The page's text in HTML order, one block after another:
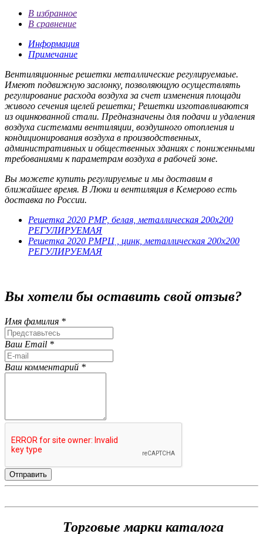
В избранное
В сравнение
Информация
Примечание
Вентиляционные решетки металлические регулируемаые.
Имеют подвижную заслонку, позволяющую осуществлять
регулирование расхода воздуха за счет изменения площади
живого сечения щелей решетки; Решетки изготавливаются
из оцинкованной стали. Предназначены для подачи и удаления
воздуха системами вентиляции, воздушного отопления и
кондиционирования воздуха в производственных,
административных и общественных зданиях с пониженными
требованиями к параметрам воздуха в рабочей зоне.
Вы можете купить регулируемые и мы доставим в
ближайшее время. В Люки и вентиляция в Кемерово есть
доставка по России.
Решетка 2020 РМР, белая, металлическая 200х200
РЕГУЛИРУЕМАЯ
Решетка 2020 РМРЦ , цинк, металлическая 200х200
РЕГУЛИРУЕМАЯ
Вы хотели бы оставить свой отзыв?
Имя фамилия *
Ваш Email *
Ваш комментарий *
Торговые марки каталога